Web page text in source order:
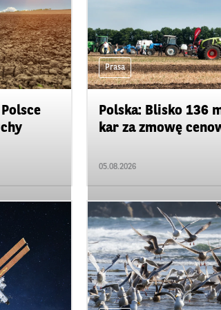
Prasa
Polska: Blisko 136
kar za zmowę
05.08.2026